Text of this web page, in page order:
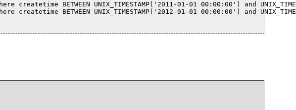
BETWEEN UNIX_TIMESTAMP('2011-01-01 00:00:00') and
BETWEEN UNIX_TIMESTAMP('2012-01-01 00:00:00') and